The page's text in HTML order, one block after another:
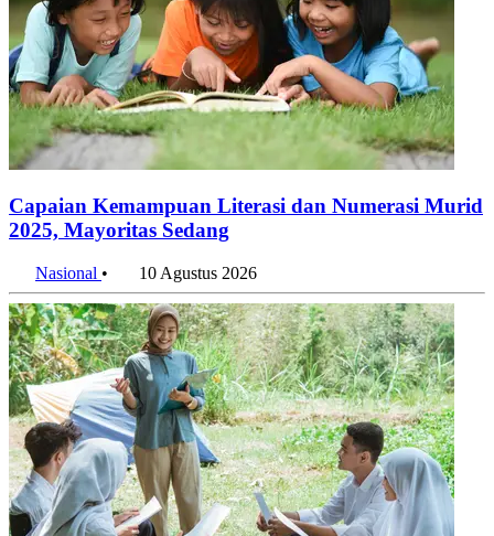
Capaian Kemampuan Literasi dan Numerasi Murid
2025, Mayoritas Sedang
Nasional • 10 Agustus 2026